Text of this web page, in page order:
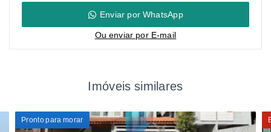
Enviar por WhatsApp
Ou enviar por E-mail
Imóveis similares
Pronto para morar